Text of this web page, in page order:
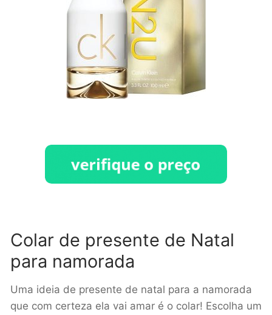
Colar de presente de Natal
para namorada
Uma ideia de presente de natal para a namorada
que com certeza ela vai amar é o colar! Escolha um